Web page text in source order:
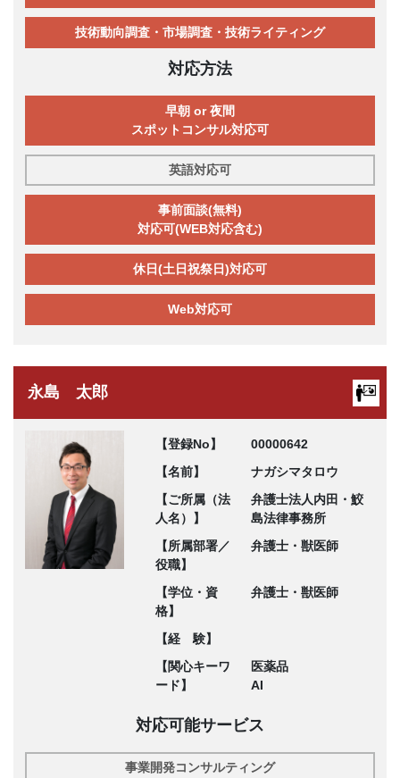
技術動向調査・市場調査・技術ライティング
対応方法
早朝 or 夜間
スポットコンサル対応可
英語対応可
事前面談(無料)
対応可(WEB対応含む)
休日(土日祝祭日)対応可
Web対応可
永島 太郎
【登録No】
00000642
【名前】
ナガシマタロウ
【ご所属（法
人名）】
弁護士法人内田・鮫
島法律事務所
【所属部署／
役職】
弁護士・獣医師
【学位・資
格】
弁護士・獣医師
【経 験】
【関心キーワ
ード】
医薬品
AI
対応可能サービス
事業開発コンサルティング